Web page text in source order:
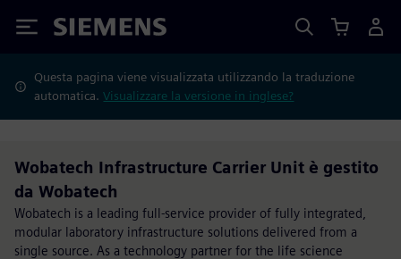
Siemens
Questa pagina viene visualizzata utilizzando la traduzione
automatica.Visualizzare la versione in inglese?
Wobatech Infrastructure Carrier Unit è gestito
da Wobatech
Wobatech is a leading full-service provider of fully integrated,
modular laboratory infrastructure solutions delivered from a
single source. As a technology partner for the life science